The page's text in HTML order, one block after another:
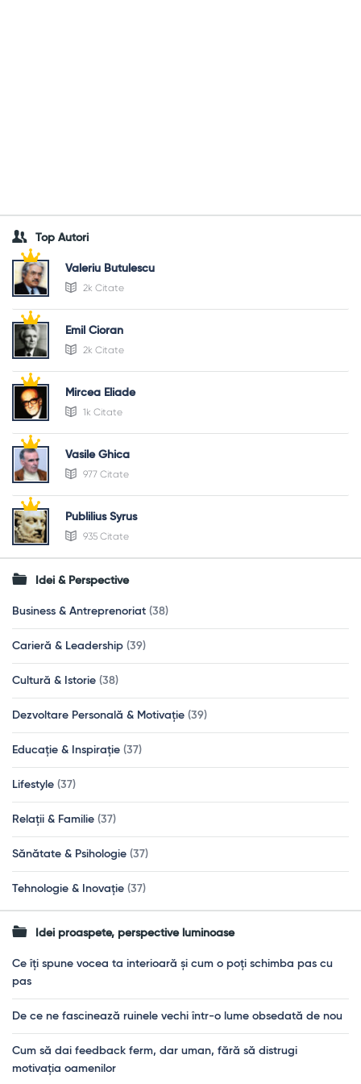
Top Autori
Valeriu Butulescu
2k Citate
Emil Cioran
2k Citate
Mircea Eliade
1k Citate
Vasile Ghica
977 Citate
Publilius Syrus
935 Citate
Idei & Perspective
Business & Antreprenoriat (38)
Carieră & Leadership (39)
Cultură & Istorie (38)
Dezvoltare Personală & Motivație (39)
Educație & Inspirație (37)
Lifestyle (37)
Relații & Familie (37)
Sănătate & Psihologie (37)
Tehnologie & Inovație (37)
Idei proaspete, perspective luminoase
Ce îți spune vocea ta interioară și cum o poți schimba pas cu
pas
De ce ne fascinează ruinele vechi într-o lume obsedată de nou
Cum să dai feedback ferm, dar uman, fără să distrugi
motivația oamenilor